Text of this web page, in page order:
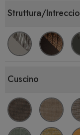
Struttura/Intreccio
Cuscino